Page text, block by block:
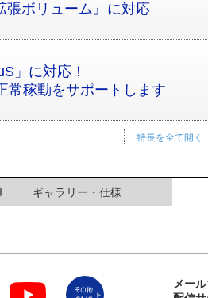
張ボリューム』に対応
」に対応！
常稼動をサポートします
特長を全て開く
ギャラリー・仕様
メー